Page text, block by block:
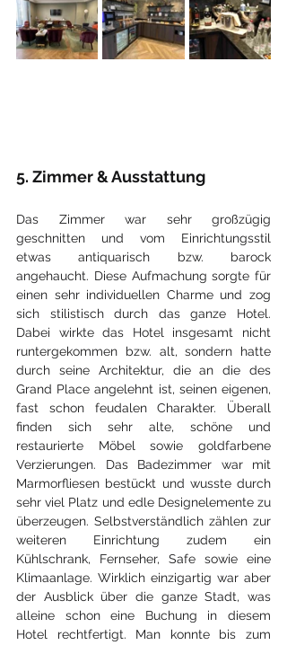
5. Zimmer & Ausstattung
Das Zimmer war sehr großzügig
geschnitten und vom Einrichtungsstil
etwas antiquarisch bzw. barock
angehaucht. Diese Aufmachung sorgte für
einen sehr individuellen Charme und zog
sich stilistisch durch das ganze Hotel.
Dabei wirkte das Hotel insgesamt nicht
runtergekommen bzw. alt, sondern hatte
durch seine Architektur, die an die des
Grand Place angelehnt ist, seinen eigenen,
fast schon feudalen Charakter. Überall
finden sich sehr alte, schöne und
restaurierte Möbel sowie goldfarbene
Verzierungen. Das Badezimmer war mit
Marmorfliesen bestückt und wusste durch
sehr viel Platz und edle Designelemente zu
überzeugen. Selbstverständlich zählen zur
weiteren Einrichtung zudem ein
Kühlschrank, Fernseher, Safe sowie eine
Klimaanlage. Wirklich einzigartig war aber
der Ausblick über die ganze Stadt, was
alleine schon eine Buchung in diesem
Hotel rechtfertigt. Man konnte bis zum